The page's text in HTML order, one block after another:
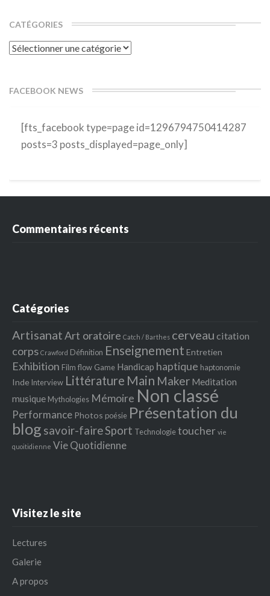
CATÉGORIES
Catégories
FACEBOOK NEWS
[fts_facebook type=page id=1296794750414287
posts=3 posts_displayed=page_only]
Commentaires récents
Catégories
ArtisanatArt oratoire Catch / Barthes cerveau citation
corps Crawford Définition Enseignement Entretien
Exhibition Film flow Game Handicap haptique haptonomie
Inde Interview Littérature Main Maker Meditation
musique Mythologies Mémoire Non classé
Performance Photos poésie Présentation du
blog savoir-faireSport Technologietoucher vie
quoitidienne Vie Quotidienne
Visitez le site
Lectures
Galerie
A propos